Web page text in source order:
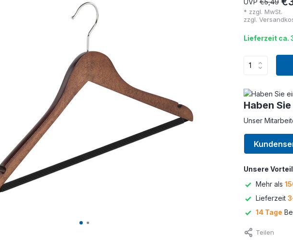
UVP€5,49
* zzgl. MwSt.
zzgl.
Lieferzeit ca.
Haben
Unser
Unsere
Mehr als
Lieferzeit
14 Tage
Teilen